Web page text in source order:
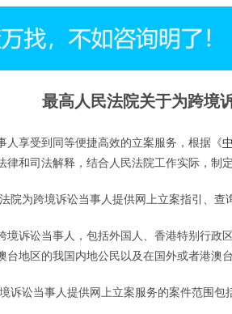
最高人民法院关于为跨境
人享受到同等便捷高效的立案服务，根据《
律和司法解释，结合人民法院工作实际，制定
院为跨境诉讼当事人提供网上立案指引、查
境诉讼当事人，包括外国人、香港特别行政
台地区的我国内地公民以及在国外或者港澳
诉讼当事人提供网上立案服务的案件范围包